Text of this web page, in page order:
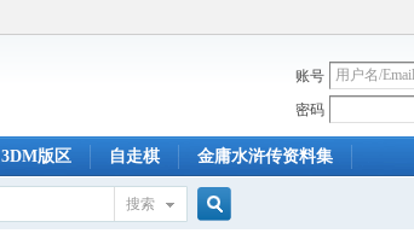
账号
密码
3DM版区 自走棋 金庸水浒传资料集
搜索